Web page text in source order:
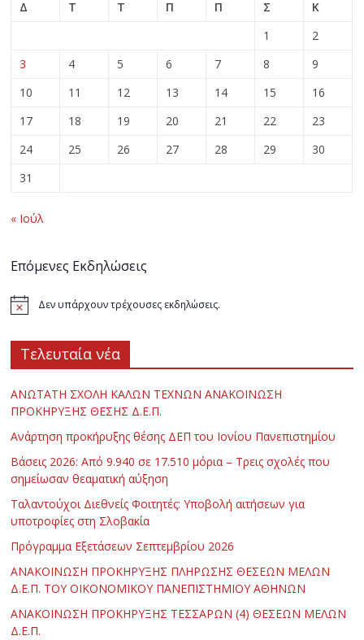
Δ
Τ Τ Π Π Σ
Κ
1
2
3
4 5 6 7 8
9
10
11 12 13 14 15
16
17
18 19 20 21 22
23
24
25 26 27 28 29
30
31
« Ιούλ
Επόμενες Εκδηλώσεις
Δεν υπάρχουν τρέχουσες εκδηλώσεις.
Τελευταία νέα
ΑΝΩΤΑΤΗ ΣΧΟΛΗ ΚΑΛΩΝ ΤΕΧΝΩΝ ΑΝΑΚΟΙΝΩΣΗ
ΠΡΟΚΗΡΥΞΗΣ ΘΕΣΗΣ Δ.Ε.Π.
Ανάρτηση προκήρυξης θέσης ΔΕΠ του Ιονίου Πανεπιστημίου
Βάσεις 2026: Από 9.940 σε 17.510 μόρια – Τρεις σχολές που
σημείωσαν θεαματική αύξηση
Ταλαντούχοι Διεθνείς Φοιτητές: Υποβολή αιτήσεων για
υποτροφίες στη Σλοβακία
Πρόγραμμα Εξετάσεων Σεπτεμβρίου 2026
ΑΝΑΚΟΙΝΩΣΗ ΠΡΟΚΗΡΥΞΗΣ ΠΛΗΡΩΣΗΣ ΘΕΣΕΩΝ ΜΕΛΩΝ
Δ.Ε.Π. ΤΟΥ ΟΙΚΟΝΟΜΙΚΟΥ ΠΑΝΕΠΙΣΤΗΜΙΟΥ ΑΘΗΝΩΝ
ΑΝΑΚΟΙΝΩΣΗ ΠΡΟΚΗΡΥΞΗΣ ΤΕΣΣΑΡΩΝ (4) ΘΕΣΕΩΝ ΜΕΛΩΝ
Δ.Ε.Π.